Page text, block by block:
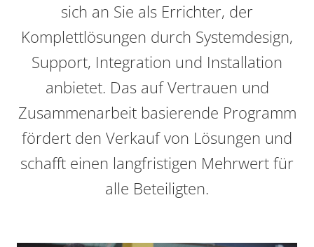
sich an Sie als Errichter, der
Komplettlösungen durch Systemdesign,
Support, Integration und Installation
anbietet. Das auf Vertrauen und
Zusammenarbeit basierende Programm
fördert den Verkauf von Lösungen und
schafft einen langfristigen Mehrwert für
alle Beteiligten.